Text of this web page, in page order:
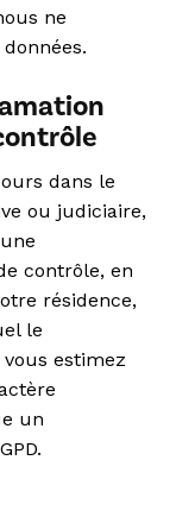
ne
dans le
ou judiciaire,
contrôle, en
résidence,
le
estimez
un